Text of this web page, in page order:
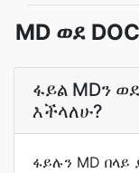
MD ወደ
ፋይል MDን
እችላለሁ?
ፋይሉን MD